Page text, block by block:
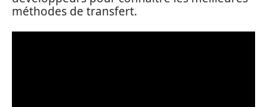
méthodes de transfert.